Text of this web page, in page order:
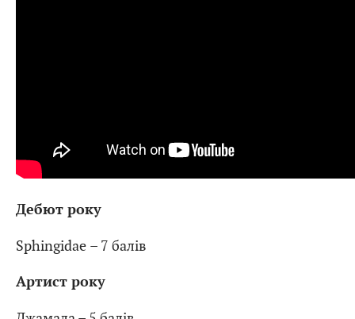
Дебют року
Sphingidae – 7 балів
Артист року